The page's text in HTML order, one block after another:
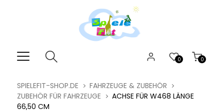
0
0
SPIELEFIT-SHOP.DE
FAHRZEUGE & ZUBEHÖR
ZUBEHÖR FÜR FAHRZEUGE
ACHSE FÜR W468 LÄNGE
66,50 CM